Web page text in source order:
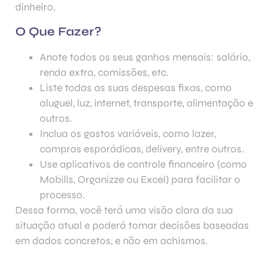
dinheiro.
O Que Fazer?
Anote todos os seus ganhos mensais: salário,
renda extra, comissões, etc.
Liste todas as suas despesas fixas, como
aluguel, luz, internet, transporte, alimentação e
outros.
Inclua os gastos variáveis, como lazer,
compras esporádicas, delivery, entre outros.
Use aplicativos de controle financeiro (como
Mobills, Organizze ou Excel) para facilitar o
processo.
Dessa forma, você terá uma visão clara da sua
situação atual e poderá tomar decisões baseadas
em dados concretos, e não em achismos.